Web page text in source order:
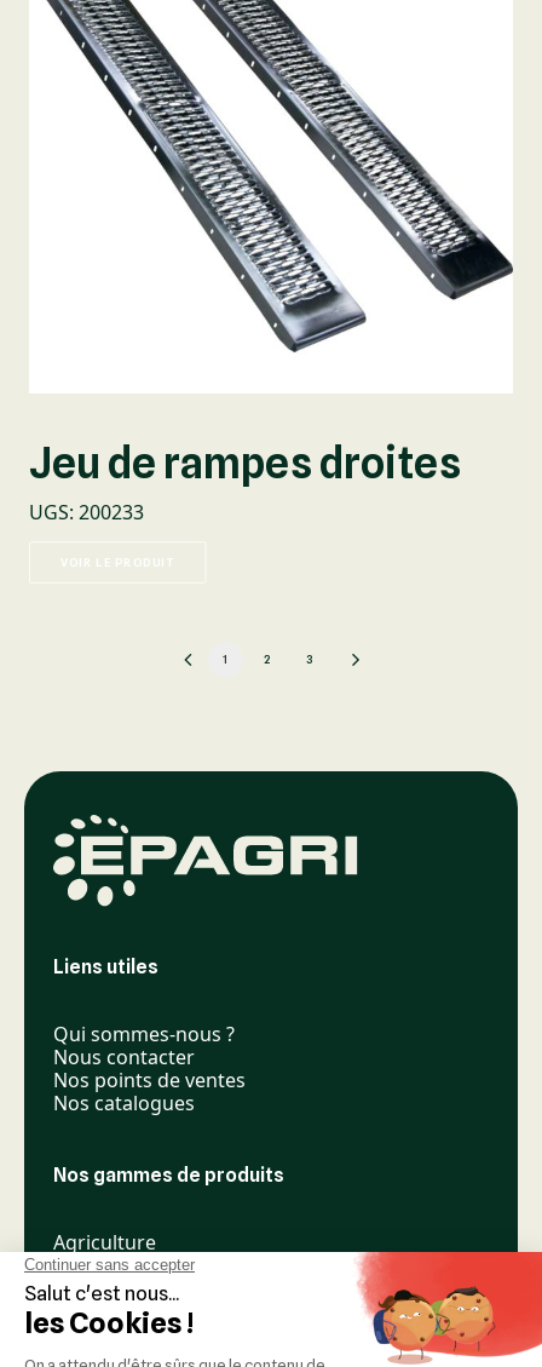
Jeu de rampes droites
UGS: 200233
VOIR LE PRODUIT
1 2 3
Liens utiles
Qui sommes-nous ?
Nous contacter
Nos points de ventes
Nos catalogues
Nos gammes de produits
Agriculture
Élevage
Espaces verts
Nos réseaux